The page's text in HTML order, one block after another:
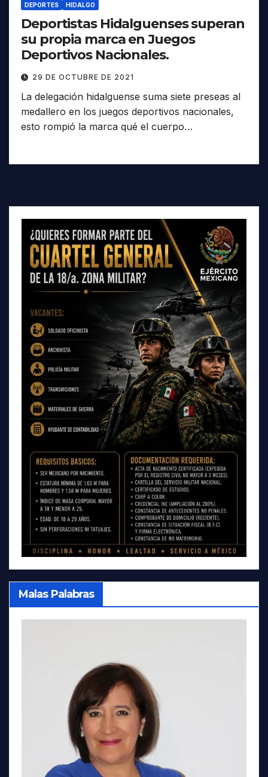
DEPORTES HIDALGO
Deportistas Hidalguenses superan
su propia marca en Juegos
Deportivos Nacionales.
29 DE OCTUBRE DE 2021
La delegación hidalguense suma siete preseas al
medallero en los juegos deportivos nacionales,
esto rompió la marca qué el cuerpo…
Malas Palabras